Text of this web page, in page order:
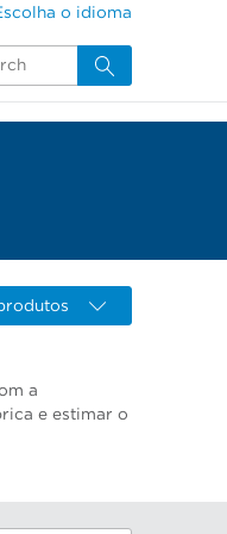
o idioma
a
e estimar o